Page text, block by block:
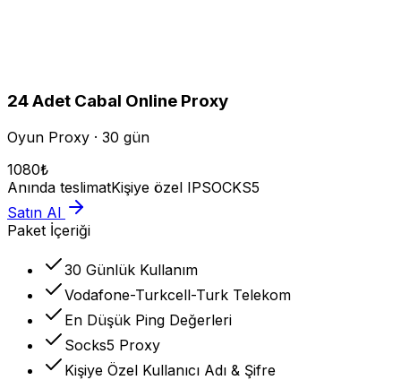
24Adet Cabal Online Proxy
Oyun Proxy · 30 gün
1080₺
Anında teslimatKişiye özel IPSOCKS5
Satın Al
Paket İçeriği
30 Günlük Kullanım
Vodafone-Turkcell-Turk Telekom
En Düşük Ping Değerleri
Socks5 Proxy
Kişiye Özel Kullanıcı Adı & Şifre